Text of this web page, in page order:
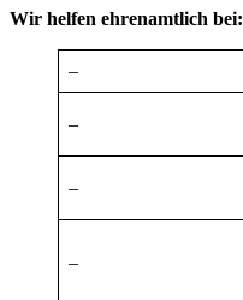
Wir helfen ehrenamtlich bei:
–
–
–
–